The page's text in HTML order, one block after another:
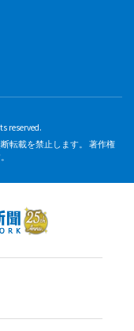
reserved.
転載を禁止します。 著作権